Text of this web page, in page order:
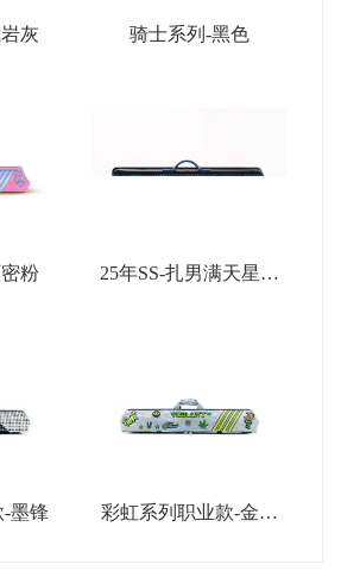
灰 骑士系列-黑色
粉
25年SS-扎男满天星限
墨锋
彩虹系列职业款-金属